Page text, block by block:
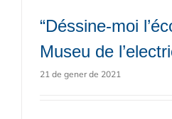
“Déssine-moi
Museu de
21 de gener de 2021